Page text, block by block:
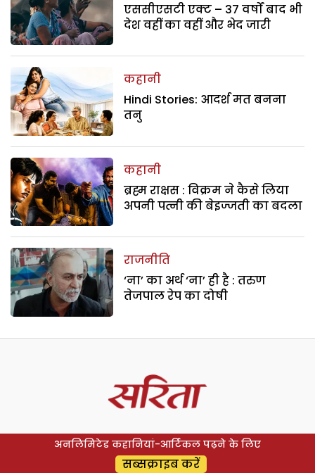
एससीएसटी एक्ट – 37 वर्षों बाद भी
देश वहीं का वहीं और भेद जारी
कहानी
Hindi Stories: आदर्श मत बनना
तनु
कहानी
ब्रह्म राक्षस : विक्रम ने कैसे लिया
अपनी पत्नी की बेइज्जती का बदला
राजनीति
‘ना’ का अर्थ ‘ना’ ही है : तरुण
तेजपाल रेप का दोषी
अनलिमिटेड कहानियां-आर्टिकल पढ़ने के लिए
सब्सक्राइब करें